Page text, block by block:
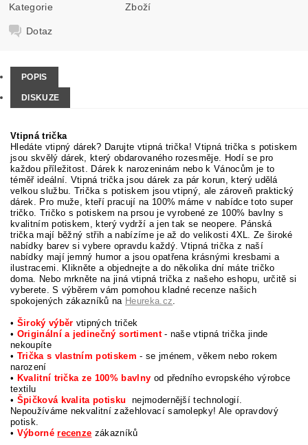
Kategorie Zboží
Dotaz
POPIS
DISKUZE
Vtipná trička
Hledáte vtipný dárek? Darujte vtipná trička! Vtipná trička s potiskem
jsou skvělý dárek, který obdarovaného rozesměje. Hodí se pro
každou příležitost. Dárek k narozeninám nebo k Vánocům je to
téměř ideální. Vtipná trička jsou dárek za pár korun, který udělá
velkou službu. Trička s potiskem jsou vtipný, ale zároveň praktický
dárek. Pro muže, kteří pracují na 100% máme v nabídce toto super
tričko. Tričko s potiskem na prsou je vyrobené ze 100% bavlny s
kvalitním potiskem, který vydrží a jen tak se neopere. Pánská
trička mají běžný střih a nabízíme je až do velikosti 4XL. Ze široké
nabídky barev si vybere opravdu každý. Vtipná trička z naší
nabídky mají jemný humor a jsou opatřena krásnými kresbami a
ilustracemi. Klikněte a objednejte a do několika dní máte tričko
doma. Nebo mrkněte na jiná vtipná trička z našeho eshopu, určitě si
vyberete. S výběrem vám pomohou kladné recenze našich
spokojených zákazníků na Heureka.cz.
• Široký výběr vtipných triček
• Originální a jedinečný sortiment- naše vtipná trička jinde
nekoupíte
• Trička s vlastním potiskem- se jménem, věkem nebo rokem
narození
• Kvalitní trička ze 100% bavlny od předního evropského výrobce
textilu
• Špičková kvalita potisku
nejmodernější technologií.
Nepoužíváme nekvalitní zažehlovací samolepky! Ale opravdový
potisk.
• Výbornérecenze zákazníků